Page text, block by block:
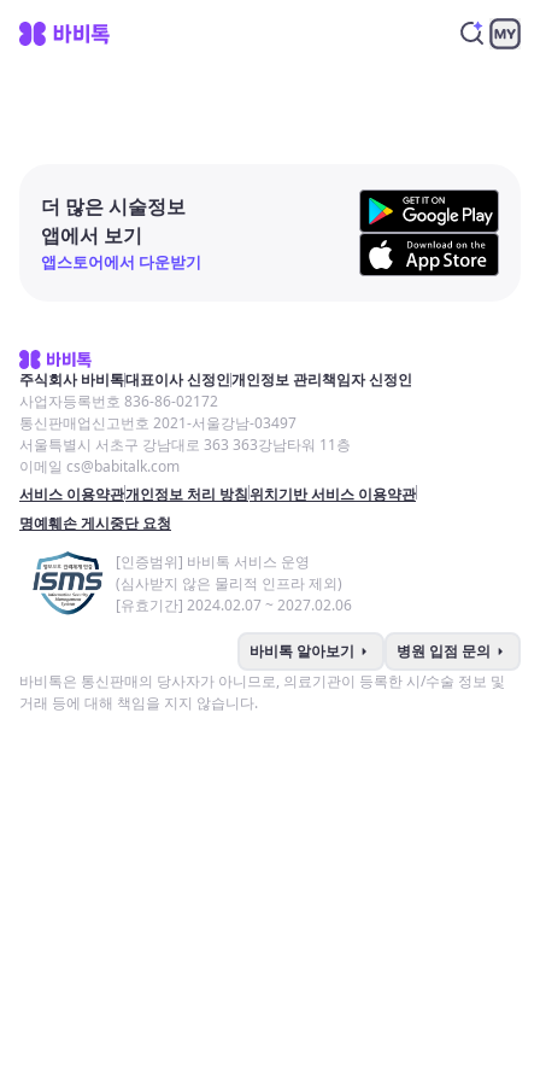
더 많은 시술정보
앱에서 보기
앱스토어에서 다운받기
주식회사 바비톡대표이사 신정인개인정보 관리책임자 신정인
사업자등록번호 836-86-02172
통신판매업신고번호 2021-서울강남-03497
서울특별시 서초구 강남대로 363 363강남타워 11층
이메일 cs@babitalk.com
서비스 이용약관개인정보 처리 방침위치기반 서비스 이용약관
명예훼손 게시중단 요청
[인증범위] 바비톡 서비스 운영
(심사받지 않은 물리적 인프라 제외)
[유효기간] 2024.02.07 ~ 2027.02.06
바비톡 알아보기 arrow_right 병원 입점 문의 arrow_right
바비톡은 통신판매의 당사자가 아니므로, 의료기관이 등록한 시/수술 정보 및
거래 등에 대해 책임을 지지 않습니다.